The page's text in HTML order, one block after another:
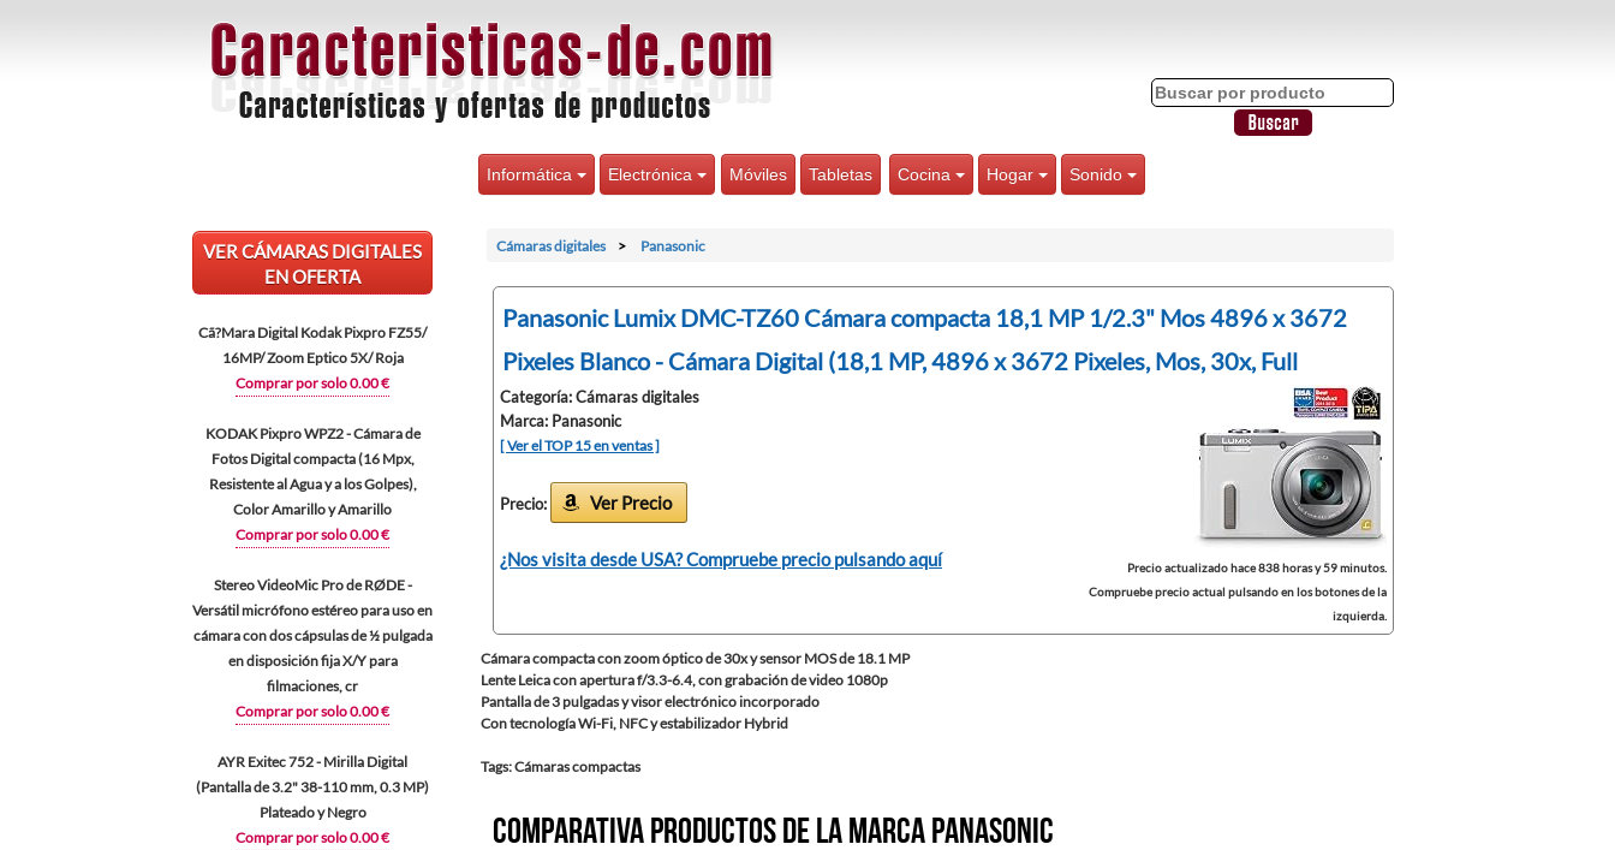
Informática Electrónica Móviles Tabletas Cocina Hogar Sonido
VER CÁMARAS DIGITALES
EN OFERTA
Cã?Mara Digital Kodak Pixpro FZ55/
16MP/ Zoom Eptico 5X/ Roja
Comprar por solo 0.00 €
KODAK Pixpro WPZ2 - Cámara de
Fotos Digital compacta (16 Mpx,
Resistente al Agua y a los Golpes),
Color Amarillo y Amarillo
Comprar por solo 0.00 €
Stereo VideoMic Pro de RØDE -
Versátil micrófono estéreo para uso en
cámara con dos cápsulas de ½ pulgada
en disposición fija X/Y para
filmaciones, cr
Comprar por solo 0.00 €
AYR Exitec 752 - Mirilla Digital
(Pantalla de 3.2" 38-110 mm, 0.3 MP)
Plateado y Negro
Comprar por solo 0.00 €
Cámaras digitales Panasonic
Panasonic Lumix DMC-TZ60 Cámara compacta 18,1 MP 1/2.3" Mos 4896 x 3672
Pixeles Blanco - Cámara Digital (18,1 MP, 4896 x 3672 Pixeles, Mos, 30x, Full
Categoría: Cámaras digitales
Marca: Panasonic
[ Ver el TOP 15 en ventas ]
Precio: Ver Precio
¿Nos visita desde USA? Compruebe precio pulsando aquí
Precio actualizado hace 838 horas y 59 minutos.
Compruebe precio actual pulsando en los botones de la
izquierda.
Cámara compacta con zoom óptico de 30x y sensor MOS de 18.1 MP
Lente Leica con apertura f/3.3-6.4, con grabación de video 1080p
Pantalla de 3 pulgadas y visor electrónico incorporado
Con tecnología Wi-Fi, NFC y estabilizador Hybrid
Tags: Cámaras compactas
Comparativa productos de la marca Panasonic